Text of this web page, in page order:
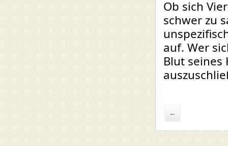
Ob sich
schwer zu
auf. Wer
Blut
←